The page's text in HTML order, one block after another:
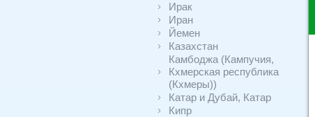
Ирак
Иран
Йемен
Казахстан
Камбоджа (Кампучия,
Кхмерская республика
(Кхмеры))
Катар и Дубай, Катар
Кипр